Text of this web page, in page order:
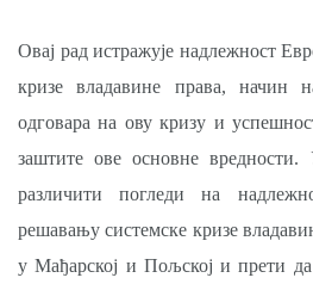
Овај рад истражује надлежност
кризе владавине права, начин
одговара на ову кризу и
заштите ове основне
различити погледи на
решавању системске кризе
у Мађарској и Пољској и прети